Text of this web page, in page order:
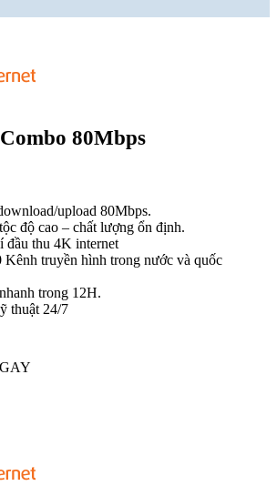
Combo 80Mbps
upload 80Mbps.
độ cao – chất lượng ổn định.
đầu thu 4K internet
Kênh truyền hình trong nước và quốc
trong 12H.
thuật 24/7